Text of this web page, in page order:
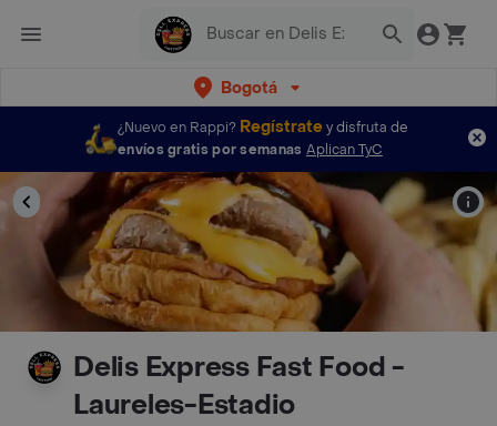
Bogotá
¿Nuevo en Rappi? Regístratey disfruta de
envíos gratis por semanas Aplican TyC
Delis Express Fast Food -
Laureles-Estadio